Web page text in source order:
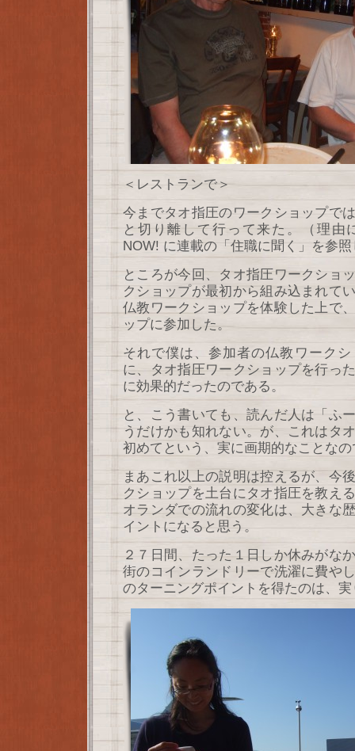
＜レストランで＞
今までタオ指圧のワークショップで
と切り離して行って来た。（理由
NOW! に連載の「住職に聞く」を参
ところが今回、タオ指圧ワークショ
クショップが最初から組み込まれて
仏教ワークショップを体験した上で
ップに参加した。
それで僕は、参加者の仏教ワーク
に、タオ指圧ワークショップを行っ
に効果的だったのである。
と、こう書いても、読んだ人は「ふ
うだけかも知れない。が、これはタ
初めてという、実に画期的なことな
まあこれ以上の説明は控えるが、今
クショップを土台にタオ指圧を教え
オランダでの流れの変化は、大きな
イントになると思う。
２７日間、たった１日しか休みがな
街のコインランドリーで洗濯に費や
のターニングポイントを得たのは、